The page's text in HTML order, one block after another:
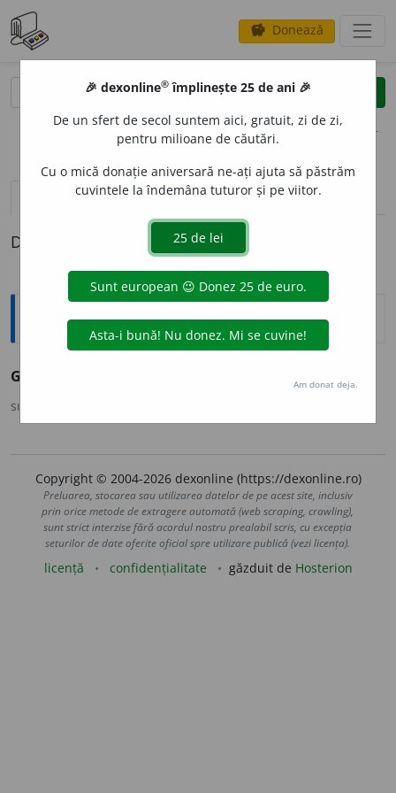
savings Donează
clear
opțiuni
definiții (1) pronunțievolume_up (50)
Definiția cu ID-ul 186043:
Sinonime
GREUT
sursa:
Copyright © 2004-2026 dexonline (https://dexonline.ro)
Preluarea, stocarea sau utilizarea datelor de pe acest site, inclusiv
prin orice metode de extragere automată (web scraping, crawling),
sunt strict interzise fără acordul nostru prealabil scris, cu excepția
seturilor de date oferite oficial spre utilizare publică (vezi licența).
licență confidențialitate găzduit de Hosterion
🎉 dexonline® împlinește 25 de ani 🎉
De un sfert de secol suntem aici, gratuit, zi de zi,
pentru milioane de căutări.
Cu o mică donație aniversară ne-ați ajuta să păstrăm
cuvintele la îndemâna tuturor și pe viitor.
Am donat deja.